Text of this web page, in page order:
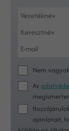
Nem
Az
ajánlatait,